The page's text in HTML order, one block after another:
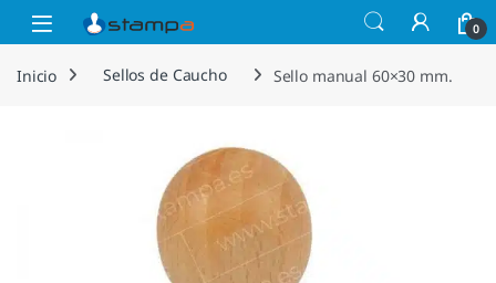
Saltar a la navegación
Saltar al contenido
Open 0
Inicio Sellos de Caucho Sello manual 60×30 mm.